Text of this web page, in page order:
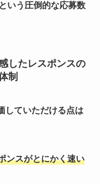
いう圧倒的な応募数
したレスポンスの
制
していただける点は
ンスがとにかく速い